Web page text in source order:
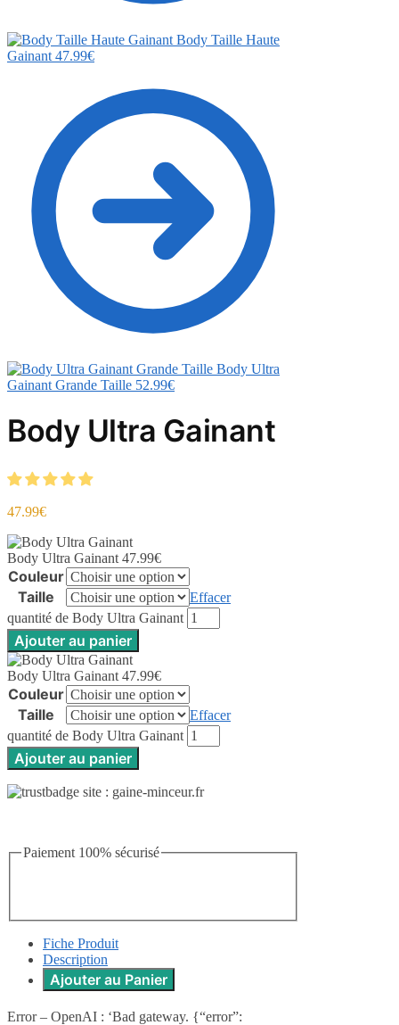
Body Taille Haute
Gainant 47.99€
Body Ultra
Gainant Grande Taille 52.99€
Body Ultra Gainant
47.99€
Body Ultra Gainant 47.99€
Couleur
Taille
Effacer
quantité de Body Ultra Gainant
Ajouter au panier
Body Ultra Gainant 47.99€
Couleur
Taille
Effacer
quantité de Body Ultra Gainant
Ajouter au panier
Paiement 100% sécurisé
Fiche Produit
Description
Ajouter au Panier
Error – OpenAI : ‘Bad gateway. {“error”: